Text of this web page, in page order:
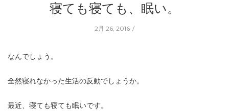
寝ても寝ても、眠い。
2月 26, 2016
なんでしょう。
全然寝れなかった生活の反動でしょうか。
最近、寝ても寝ても眠いです。